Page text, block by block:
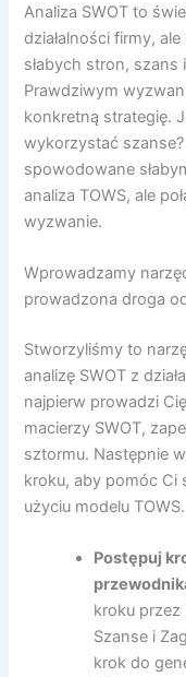
Analiza SWOT to
działalności firmy,
słabych stron,
Prawdziwym
konkretną strategię.
wykorzystać
spowodowane
analiza TOWS, ale
wyzwanie.
Wprowadzamy
prowadzona droga
Stworzyliśmy to
analizę SWOT z
najpierw prowadzi
macierzy SWOT,
sztormu. Następnie
kroku, aby pomóc Ci
użyciu modelu TOWS.
Postępuj
kroku przez
Szanse i
krok do